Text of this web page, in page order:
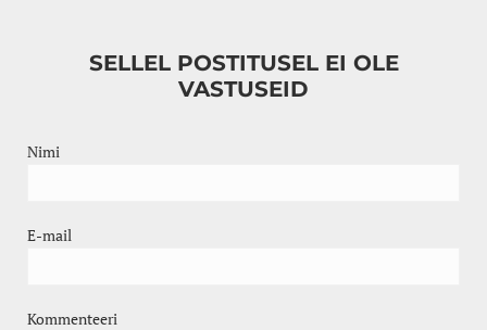
SELLEL POSTITUSEL EI OLE
VASTUSEID
Nimi
E-mail
Kommenteeri